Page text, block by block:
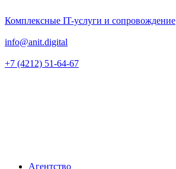
Комплексные IT-услуги и сопровождение
info@anit.digital
+7 (4212) 51-64-67
Агентство